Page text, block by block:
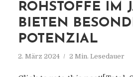
ROHSTOFFE IM
BIETEN
POTENZIAL
2. März 2024 2 Min. Lesedauer